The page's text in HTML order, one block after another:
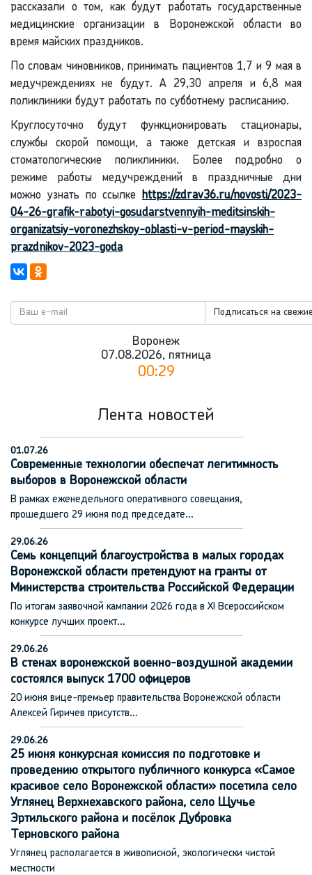
рассказали о том, как будут работать государственные
медицинские организации в Воронежской области во
время майских праздников.
По словам чиновников, принимать пациентов 1,7 и 9 мая в
медучреждениях не будут. А 29,30 апреля и 6,8 мая
поликлиники будут работать по субботнему расписанию.
Круглосуточно будут функционировать стационары,
службы скорой помощи, а также детская и взрослая
стоматологические поликлиники. Более подробно о
режиме работы медучреждений в праздничные дни
можно узнать по ссылке https://zdrav36.ru/novosti/2023-
04-26-grafik-rabotyi-gosudarstvennyih-meditsinskih-
organizatsiy-voronezhskoy-oblasti-v-period-mayskih-
prazdnikov-2023-goda
Подписаться на
Воронеж
07.08.2026, пятница
00:29
Лента новостей
01.07.26
Современные технологии обеспечат легитимность
выборов в Воронежской области
В рамках еженедельного оперативного совещания,
прошедшего 29 июня под председате…
29.06.26
Семь концепций благоустройства в малых городах
Воронежской области претендуют на гранты от
Министерства строительства Российской Федерации
По итогам заявочной кампании 2026 года в XI Всероссийском
конкурсе лучших проект…
29.06.26
В стенах воронежской военно-воздушной академии
состоялся выпуск 1700 офицеров
20 июня вице-премьер правительства Воронежской области
Алексей Гиричев присутств…
29.06.26
25 июня конкурсная комиссия по подготовке и
проведению открытого публичного конкурса «Самое
красивое село Воронежской области» посетила село
Углянец Верхнехавского района, село Щучье
Эртильского района и посёлок Дубровка
Терновского района
Углянец располагается в живописной, экологически чистой
местности